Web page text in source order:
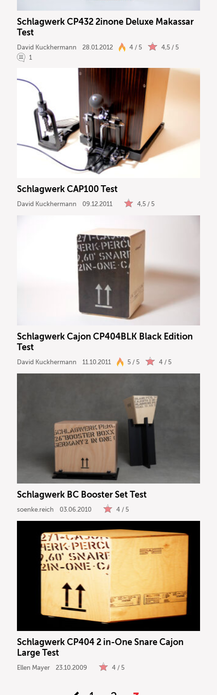
Schlagwerk CP432 2inone Deluxe Makassar
Test
David Kuckhermann 28.01.2012 4 / 5
4,5 / 5
1
Schlagwerk CAP100 Test
David Kuckhermann 09.12.2011 4,5 / 5
Schlagwerk Cajon CP404BLK Black Edition
Test
David Kuckhermann 11.10.2011 5 / 5 4 / 5
Schlagwerk BC Booster Set Test
soenke.reich 03.06.2010 4 / 5
Schlagwerk CP404 2 in-One Snare Cajon
Large Test
Ellen Mayer 23.10.2009 4 / 5